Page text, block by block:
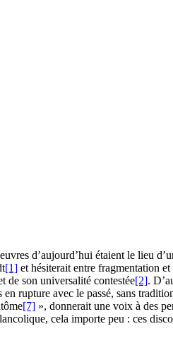
d’aujourd’hui étaient le lieu
[1] et hésiterait entre fragmentation
de son universalité contestée[2].
rupture avec le passé, sans
[7] », donnerait une voix à des
cela importe peu : ces